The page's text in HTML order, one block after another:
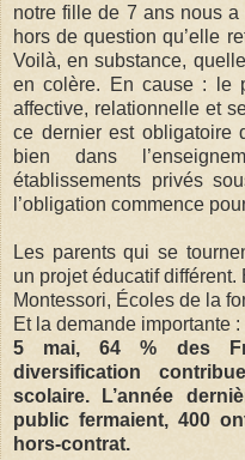
notre fille de 7 ans nous
hors de question qu’elle
Voilà, en substance,
en colère. En cause : le
affective, relationnelle et
ce dernier est obligatoire
bien dans
établissements privés
l’obligation commence
Les parents qui se
un projet éducatif
Montessori, Écoles de la
Et la demande importante :
5 mai, 64 % des
diversification
scolaire. L’année
public fermaient, 400
hors-contrat.